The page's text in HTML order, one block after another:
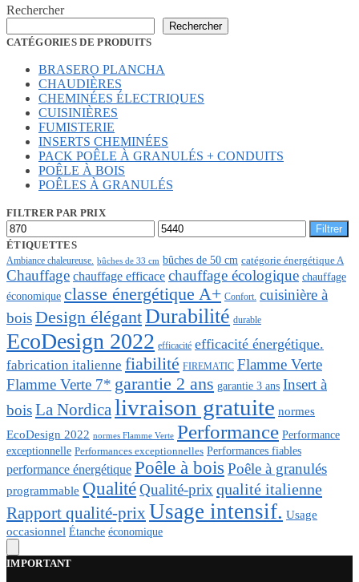
Rechercher
Rechercher
CATÉGORIES DE PRODUITS
BRASERO PLANCHA
CHAUDIÈRES
CHEMINÉES ÉLECTRIQUES
CUISINIÈRES
FUMISTERIE
INSERTS CHEMINÉES
PACK POÊLE À GRANULÉS + CONDUITS
POÊLE À BOIS
POÊLES À GRANULÉS
FILTRER PAR PRIX
Prix
min
Prix
max
Filtrer
ÉTIQUETTES
Ambiance chaleureuse. bûches de 33 cm bûches de 50 cm catégorie énergétique A
Chauffage chauffage efficace chauffage écologique chauffage
économique classe énergétique A+ Confort. cuisinière à
boisDesign élégantDurabilité durable
EcoDesign 2022 efficacité efficacité énergétique.
fabrication italienne fiabilité FIREMATIC Flamme Verte
Flamme Verte 7* garantie 2 ans garantie 3 ans Insert à
boisLa Nordicalivraison gratuite normes
EcoDesign 2022 normes Flamme Verte Performance Performance
exceptionnelle Performances exceptionnelles Performances fiables
performance énergétique Poêle à bois Poêle à granulés
programmable QualitéQualité-prix qualité italienne
Rapport qualité-prixUsage intensif. Usage
occasionnel Étanche économique
IMPORTANT